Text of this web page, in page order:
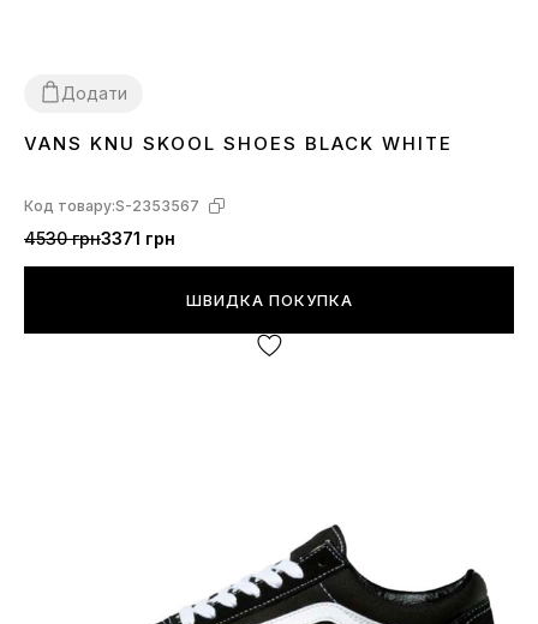
Додати
3738 39
VANS KNU SKOOL SHOES BLACK WHITE
Код товару:S-2353567
4530 грн3371 грн
ШВИДКА ПОКУПКА